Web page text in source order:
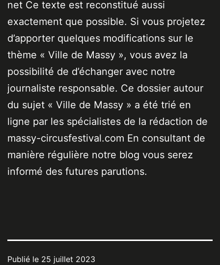
net Ce texte est reconstitué aussi
exactement que possible. Si vous projetez
d’apporter quelques modifications sur le
thème « Ville de Massy », vous avez la
possibilité de d’échanger avec notre
journaliste responsable. Ce dossier autour
du sujet « Ville de Massy » a été trié en
ligne par les spécialistes de la rédaction de
massy-circusfestival.com En consultant de
manière régulière notre blog vous serez
informé des futures parutions.
Publié le 25 juillet 2023